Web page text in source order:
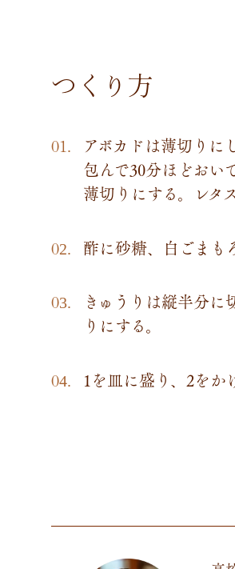
つくり方
アボカドは薄切りに
包んで30分ほどおい
薄切りにする。レタ
酢に砂糖、白ごまも
きゅうりは縦半分
りにする。
1を皿に盛り、2をか